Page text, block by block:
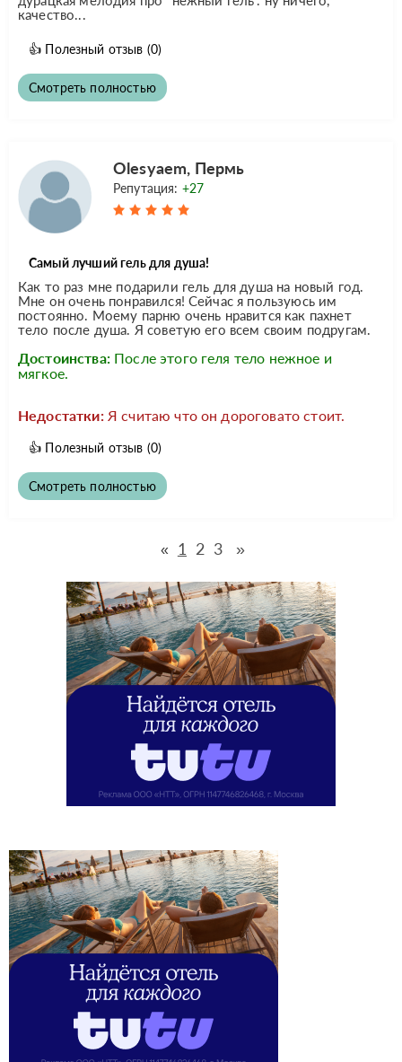
качество...
👍 Полезный отзыв (0)
Смотреть полностью
Olesyaem, Пермь
Репутация: +27
Самый лучший гель для душа!
Как то раз мне подарили гель для душа на новый год.
Мне он очень понравился! Сейчас я пользуюсь им
постоянно. Моему парню очень нравится как пахнет
тело после душа. Я советую его всем своим подругам.
Достоинства: После этого геля тело нежное и
мягкое.
Недостатки: Я считаю что он дороговато стоит.
👍 Полезный отзыв (0)
Смотреть полностью
« 1 2 3 »